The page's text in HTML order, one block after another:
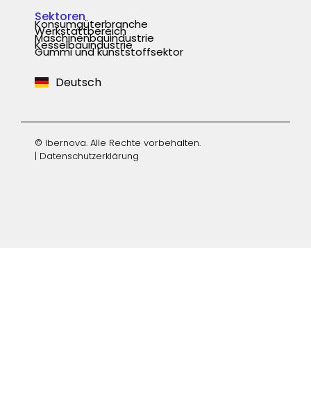
Sektoren
Konsumgüterbranche
Werkstattbereich
Maschinenbauindustrie
Kesselbauindustrie
Gummi und kunststoffsektor
Deutsch
Español
Português
English
© Ibernova. Alle Rechte vorbehalten.
| Datenschutzerklärung